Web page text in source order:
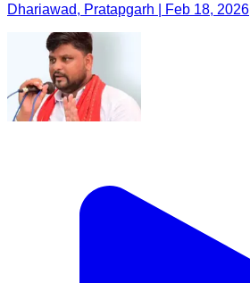
Dhariawad, Pratapgarh | Feb 18, 2026